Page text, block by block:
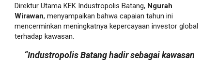
Direktur Utama KEK Industropolis Batang, Ngurah
Wirawan, menyampaikan bahwa capaian tahun ini
mencerminkan meningkatnya kepercayaan investor global
terhadap kawasan.
“Industropolis Batang hadir sebagai kawasan